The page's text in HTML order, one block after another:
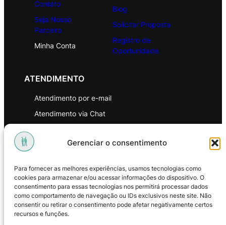
Gerenciar o consentimento
Para fornecer as melhores experiências, usamos tecnologias como
cookies para armazenar e/ou acessar informações do dispositivo. O
consentimento para essas tecnologias nos permitirá processar dados
como comportamento de navegação ou IDs exclusivos neste site. Não
consentir ou retirar o consentimento pode afetar negativamente certos
recursos e funções.
Contato
Seja Nosso
Parceiro
Minha Conta
Blog
Solicitar Proposta
Registro de
Oportunidade
ATENDIMENTO
Atendimento por e-mail
Atendimento via Chat
Política de Privacidade
Política de Troca e Devoluções
Política de Reembolso